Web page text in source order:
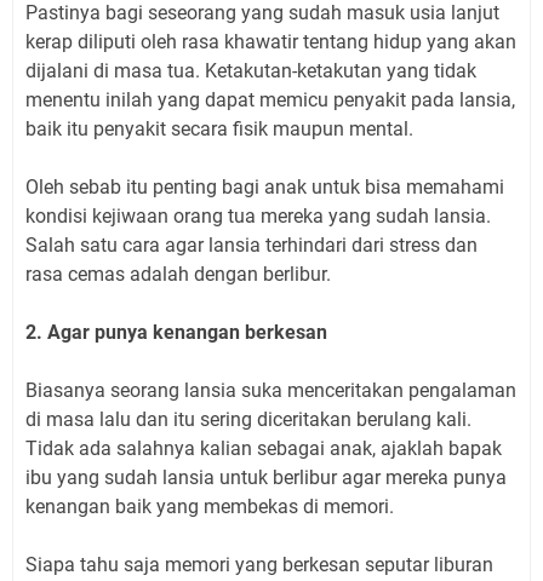
Pastinya bagi seseorang yang sudah masuk usia lanjut
kerap diliputi oleh rasa khawatir tentang hidup yang akan
dijalani di masa tua. Ketakutan-ketakutan yang tidak
menentu inilah yang dapat memicu penyakit pada lansia,
baik itu penyakit secara fisik maupun mental.
Oleh sebab itu penting bagi anak untuk bisa memahami
kondisi kejiwaan orang tua mereka yang sudah lansia.
Salah satu cara agar lansia terhindari dari stress dan
rasa cemas adalah dengan berlibur.
2. Agar punya kenangan berkesan
Biasanya seorang lansia suka menceritakan pengalaman
di masa lalu dan itu sering diceritakan berulang kali.
Tidak ada salahnya kalian sebagai anak, ajaklah bapak
ibu yang sudah lansia untuk berlibur agar mereka punya
kenangan baik yang membekas di memori.
Siapa tahu saja memori yang berkesan seputar liburan